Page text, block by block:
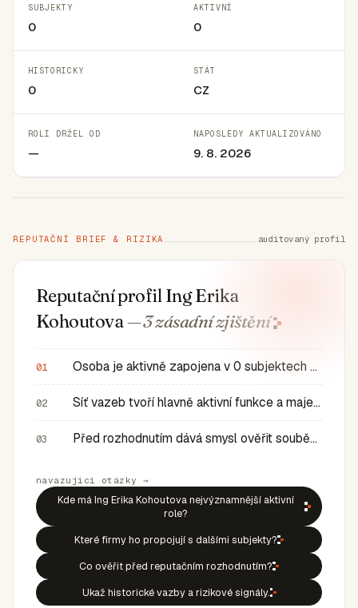
SUBJEKTY
0
AKTIVNÍ
0
HISTORICKY
0
STÁT
CZ
ROLI DRŽEL OD
—
NAPOSLEDY AKTUALIZOVÁNO
9. 8. 2026
REPUTAČNÍ BRIEF & RIZIKA auditovaný profil
Reputační profil Ing Erika
Kohoutova— 3 zásadnízjištění
01 Osoba je aktivně zapojena v 0 subjektech a má 0 historic…
02 Síť vazeb tvoří hlavně aktivní funkce a majetkové role v…
03 Před rozhodnutím dává smysl ověřit souběh rolí, historic…
navazující otázky →
Kde má Ing Erika Kohoutova nejvýznamnější aktivní
role?
Které firmy ho propojují s dalšími subjekty?
Co ověřit před reputačním rozhodnutím?
Ukaž historické vazby a rizikové signály.